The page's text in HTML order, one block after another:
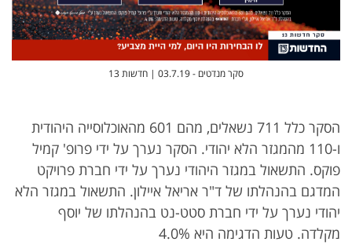
סקר מנדטים - 03.7.19 | חדשות 13
הסקר כלל 711 נשאלים, מהם 601 מהאוכלוסייה היהודית
ו-110 מהמגזר הלא יהודי. הסקר נערך על ידי פרופ' קמיל
פוקס. התשאול במגזר היהודי נערך על ידי חברת פרויקט
המדגם בהנהלתו של ד"ר אריאל איילון. התשאול במגזר הלא
יהודי נערך על ידי חברת סטט-נט בהנהלתו של יוסף
מקלדה. טעות הדגימה היא 4.0%